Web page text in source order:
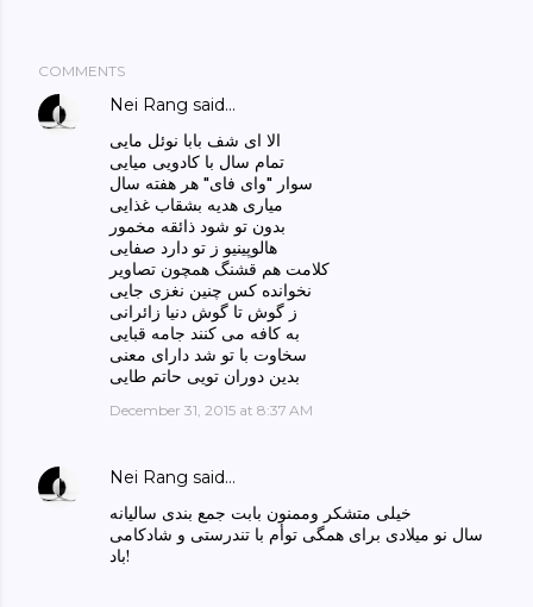
COMMENTS
Nei Rang said…
الا ای شف بابا نوئل مایی
تمام سال با کادویی میایی
سوار "وای فای" هر هفته سال
میاری هدیه بشقاب غذایی
بدون تو شود ذائقه مخمور
هالوپینیو ز تو دارد صفایی
کلامت هم قشنگ همچون تصاویر
نخوانده کس چنین نغزی جایی
ز گوش تا گوش دنیا زائرانی
به کافه می کنند جامه قبایی
سخاوت با تو شد دارای معنی
بدین دوران تویی حاتم طایی
December 31, 2015 at 8:37 AM
Nei Rang said…
خیلی متشکر وممنون بابت جمع بندی سالیانه
سال نو میلادی برای همگی توأم با تندرستی و شادکامی
باد!